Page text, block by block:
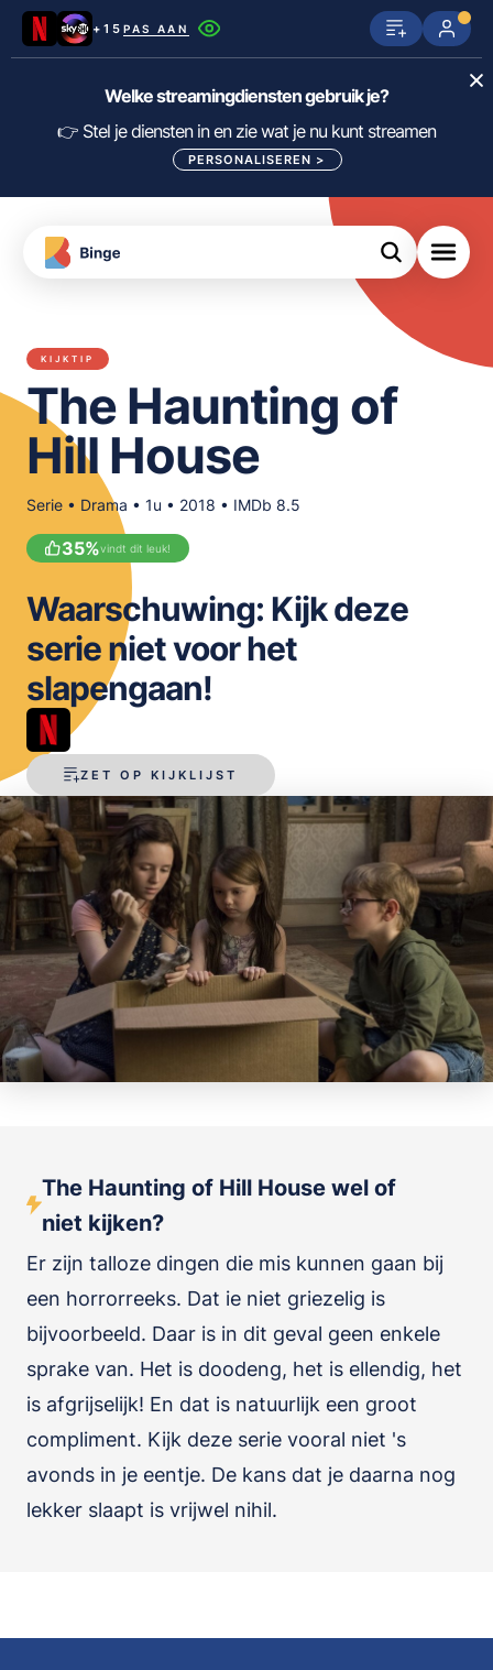
+15 PAS AAN
Netflix SkyShowtime Prime Video
Disney+ Videoland HBO Max
Viaplay Apple TV
KIJK
FILTER FILMS EN SERIES OP MIJN
DIENSTEN
Welke streamingdiensten gebruik je?
👉 Stel je diensten in en zie wat je nu kunt streamen
PERSONALISEREN >
Download
de
Binge
App
KIJKTIP
The Haunting of
Hill House
Serie • Drama • 1u • 2018 • IMDb 8.5
35%vindt dit leuk!
ZET OP KIJKLIJST
Waarschuwing: Kijk deze
serie niet voor het
slapengaan!
The Haunting of Hill House wel of
niet kijken?
Er zijn talloze dingen die mis kunnen gaan bij
een horrorreeks. Dat ie niet griezelig is
bijvoorbeeld. Daar is in dit geval geen enkele
sprake van. Het is doodeng, het is ellendig, het
is afgrijselijk! En dat is natuurlijk een groot
compliment. Kijk deze serie vooral niet 's
avonds in je eentje. De kans dat je daarna nog
lekker slaapt is vrijwel nihil.